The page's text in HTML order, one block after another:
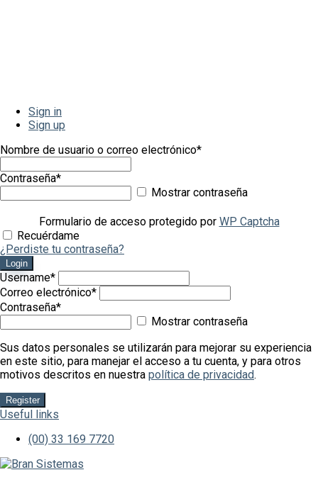
Sign in
Sign up
Nombre de usuario o correo electrónico*
Contraseña*
Mostrar contraseña
Formulario de acceso protegido por WP Captcha
Recuérdame
¿Perdiste tu contraseña?
Login
Username*
Correo electrónico*
Contraseña*
Mostrar contraseña
Sus datos personales se utilizarán para mejorar su experiencia
en este sitio, para manejar el acceso a tu cuenta, y para otros
motivos descritos en nuestra política de privacidad.
Register
Useful links
(00) 33 169 7720